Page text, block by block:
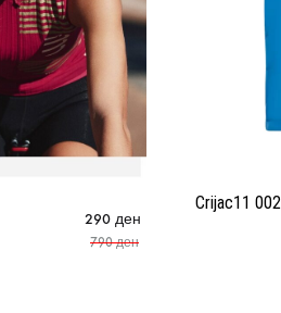
290 ден
790ден
Crijac11 002